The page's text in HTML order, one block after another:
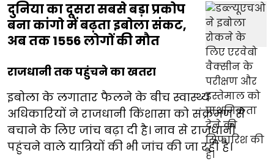
दुनिया का दूसरा सबसे बड़ा प्रकोप
बना कांगो में बढ़ता इबोला संकट,
अब तक 1556 लोगों की मौत
राजधानी तक पहुंचने का खतरा
इबोला के लगातार फैलने के बीच स्वास्थ्य
अधिकारियों ने राजधानी किंशासा को संक्रमण से
बचाने के लिए जांच बढ़ा दी है। नाव से राजधानी
पहुंचने वाले यात्रियों की भी जांच की जा रही है।